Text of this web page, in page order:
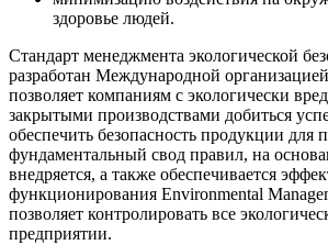
здоровье людей.
Стандарт менеджмента экологической
разработан Международной
позволяет компаниям с экологически
закрытыми производствами добиться
обеспечить безопасность продукции для
фундаментальный свод правил, на
внедряется, а также обеспечивается
функционирования Environmental
позволяет контролировать все
предприятии.